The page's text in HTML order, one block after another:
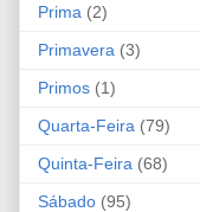
Prima (2)
Primavera (3)
Primos (1)
Quarta-Feira (79)
Quinta-Feira (68)
Sábado (95)